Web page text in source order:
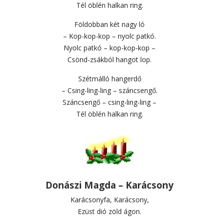
Tél öblén halkan ring.
Földobban két nagy ló
– Kop-kop-kop – nyolc patkó.
Nyolc patkó – kop-kop-kop –
Csönd-zsákból hangot lop.
Szétmálló hangerdő
– Csing-ling-ling – száncsengő.
Száncsengő – csing-ling-ling –
Tél öblén halkan ring.
Donászi Magda – Karácsony
Karácsonyfa, Karácsony,
Ezüst dió zöld ágon.